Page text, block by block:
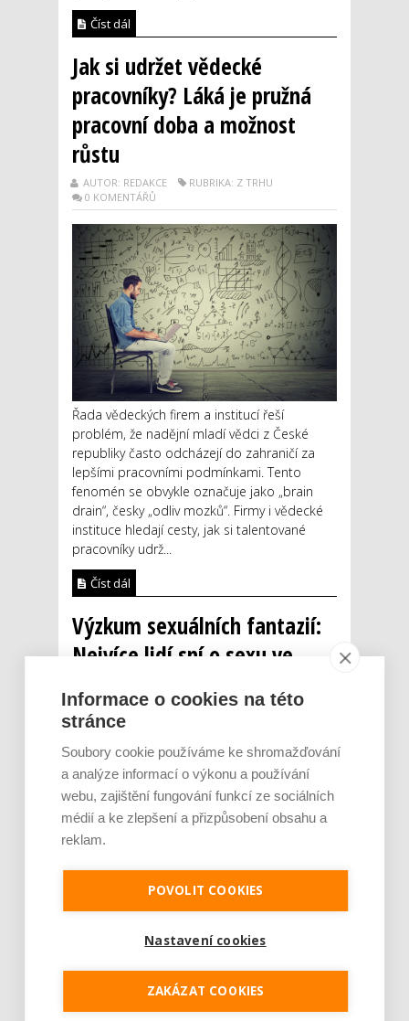
Číst dál
Jak si udržet vědecké
pracovníky? Láká je pružná
pracovní doba a možnost
růstu
AUTOR: REDAKCE
RUBRIKA: Z TRHU
0 KOMENTÁŘŮ
Řada vědeckých firem a institucí řeší
problém, že nadějní mladí vědci z České
republiky často odcházejí do zahraničí za
lepšími pracovními podmínkami. Tento
fenomén se obvykle označuje jako „brain
drain“, česky „odliv mozků“. Firmy i vědecké
instituce hledají cesty, jak si talentované
pracovníky udrž...
Číst dál
Výzkum sexuálních fantazií:
Nejvíce lidí sní o sexu ve
homoerotice
0 KOMENTÁŘŮ
Sex ve třech, BDSM hrátky či homoerotický
milostný zážitek: to jsou některé
z nejrozšířenějších sexuálních fantazií
Informace o cookies na této
stránce
Soubory cookie používáme ke shromažďování
a analýze informací o výkonu a používání
webu, zajištění fungování funkcí ze sociálních
médií a ke zlepšení a přizpůsobení obsahu a
reklam.
POVOLIT COOKIES
Nastavení cookies
ZAKÁZAT COOKIES